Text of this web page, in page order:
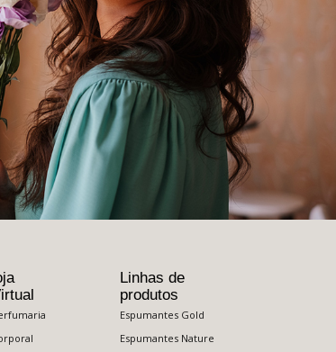
Linhas de
produtos
Espumantes Gold
Espumantes Nature